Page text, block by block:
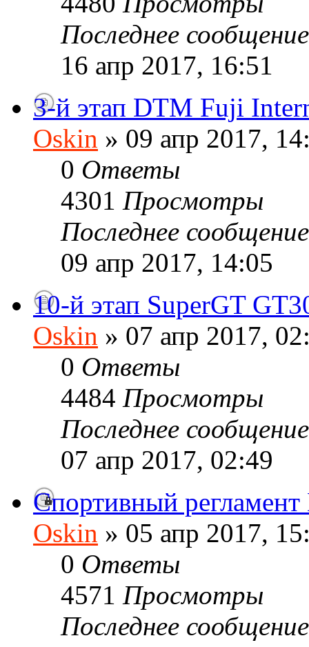
Последнее
16 апр 2017, 16:51
3-й этап DTM Fuji
Oskin » 09 апр 2017,
0 Ответы
4301 Просмотры
Последнее
09 апр 2017, 14:05
10-й этап SuperGT
Oskin » 07 апр 2017,
0 Ответы
4484 Просмотры
Последнее
07 апр 2017, 02:49
Спортивный
Oskin » 05 апр 2017,
0 Ответы
4571 Просмотры
Последнее